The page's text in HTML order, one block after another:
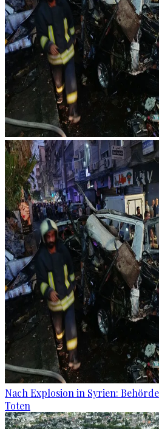
Nach Explosion in Syrien:
Toten